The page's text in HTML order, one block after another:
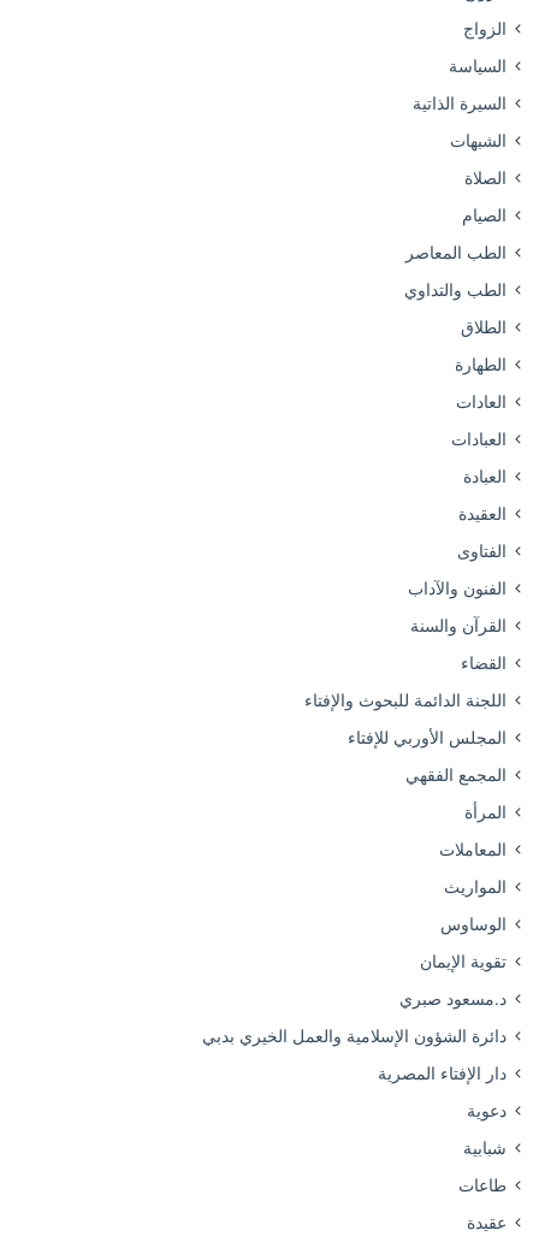
الزواج
السياسة
السيرة الذاتية
الشبهات
الصلاة
الصيام
الطب المعاصر
الطب والتداوي
الطلاق
الطهارة
العادات
العبادات
العبادة
العقيدة
الفتاوى
الفنون والآداب
القرآن والسنة
القضاء
اللجنة الدائمة للبحوث والإفتاء
المجلس الأوربي للإفتاء
المجمع الفقهي
المرأة
المعاملات
المواريث
الوساوس
تقوية الإيمان
د.مسعود صبري
دائرة الشؤون الإسلامية والعمل الخيري بدبي
دار الإفتاء المصرية
دعوية
شبابية
طاعات
عقيدة